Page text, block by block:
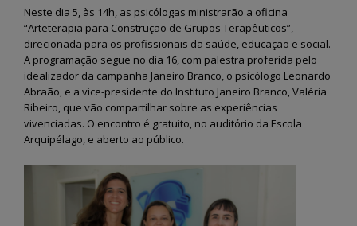
Neste dia 5, às 14h, as psicólogas ministrarão a oficina
“Arteterapia para Construção de Grupos Terapêuticos”,
direcionada para os profissionais da saúde, educação e social.
A programação segue no dia 16, com palestra proferida pelo
idealizador da campanha Janeiro Branco, o psicólogo Leonardo
Abraão, e a vice-presidente do Instituto Janeiro Branco, Valéria
Ribeiro, que vão compartilhar sobre as experiências
vivenciadas. O encontro é gratuito, no auditório da Escola
Arquipélago, e aberto ao público.
Fernando de Noronha vai
dar início ao programa
“Noronha na Palma da
para o recadastramento dos
Semana do Meio
educação ambiental